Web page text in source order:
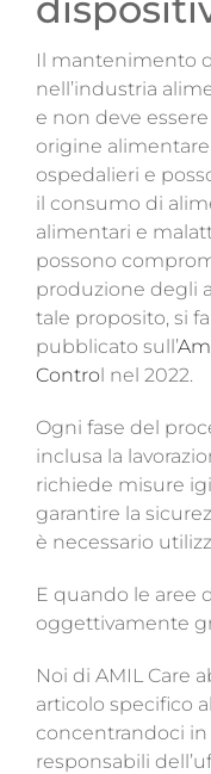
Contatti
Login
Il mantenimento
nell’industria
e non deve
origine
ospedalieri e
il consumo di
alimentari e
possono
produzione degli
tale proposito, si
pubblicato sull’
Control nel 2022.
Ogni fase del
inclusa la
richiede misure
garantire la
è necessario
E quando le aree
oggettivamente
Noi di AMIL Care
articolo specifico
concentrandoci
responsabili